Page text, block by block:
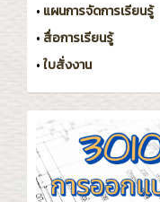
• แผนการจัดการเรียนรู้
• สื่อการเรียนรู้
•ใบสั่งงาน